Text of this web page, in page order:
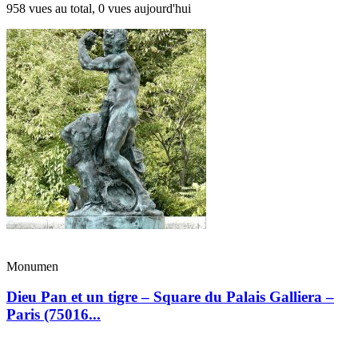
958 vues au total, 0 vues aujourd'hui
Monumen
Dieu Pan et un tigre – Square du Palais Galliera –
Paris (75016...